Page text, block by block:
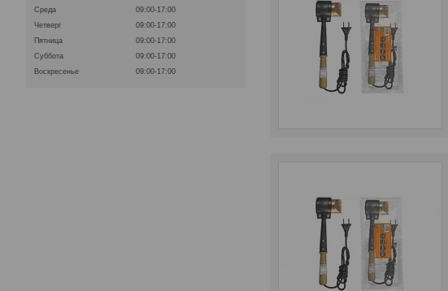
Среда
09:00-17:00
Четверг
09:00-17:00
Пятница
09:00-17:00
Суббота
09:00-17:00
Воскресенье
09:00-17:00